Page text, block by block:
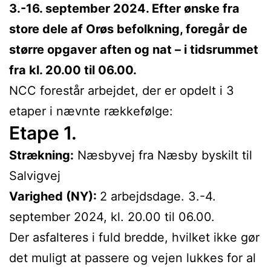
3.-16. september 2024. Efter ønske fra
store dele af Orøs befolkning, foregår de
større opgaver aften og nat – i tidsrummet
fra kl. 20.00 til 06.00.
NCC forestår arbejdet, der er opdelt i 3
etaper i nævnte rækkefølge:
Etape 1.
Strækning: Næsbyvej fra Næsby byskilt til
Salvigvej
Varighed (NY): 2 arbejdsdage. 3.-4.
september 2024, kl. 20.00 til 06.00.
Der asfalteres i fuld bredde, hvilket ikke gør
det muligt at passere og vejen lukkes for al